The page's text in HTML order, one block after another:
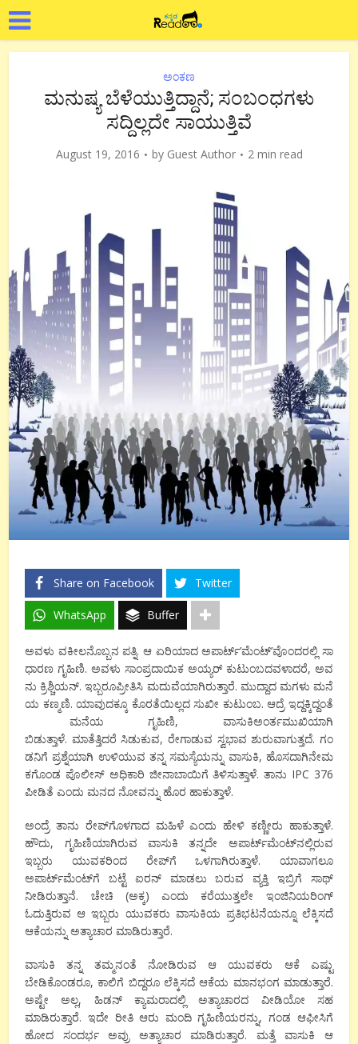
ಅಂಕಣ
ಮನುಷ್ಯ ಬೆಳೆಯುತ್ತಿದ್ದಾನೆ; ಸಂಬಂಧಗಳು
ಸದ್ದಿಲ್ಲದೇ ಸಾಯುತ್ತಿವೆ
August 19, 2016 by Guest Author 2 min read
Share on Facebook Twitter
WhatsApp Buffer
ಅವಳು ವಕೀಲನೊಬ್ಬನ ಪತ್ನಿ. ಆ ಏರಿಯಾದ ಅಪಾರ್ಟ್‌’ಮೆಂಟ್‌’ವೊಂದರಲ್ಲಿ ಸಾ
ಧಾರಣ ಗೃಹಿಣಿ. ಅವಳು ಸಾಂಪ್ರದಾಯಿಕ ಅಯ್ಯರ್‌ ಕುಟುಂಬದವಳಾದರೆ, ಅವ
ನು ಕ್ರಿಶ್ಚಿಯನ್‌. ಇಬ್ಬರೂಪ್ರೀತಿಸಿ ಮದುವೆಯಾಗಿರುತ್ತಾರೆ. ಮುದ್ದಾದ ಮಗಳು ಮನೆ
ಯ ಕಣ್ಮಣಿ. ಯಾವುದಕ್ಕೂ ಕೊರತೆಯಿಲ್ಲದ ಸುಖೀ ಕುಟುಂಬ. ಆದ್ರೆ ಇದ್ದಕ್ಕಿದ್ದಂತೆ
ಮನೆಯ ಗೃಹಿಣಿ, ವಾಸುಕಿಅಂರ್ತಮುಖಿಯಾಗಿ
ಬಿಡುತ್ತಾಳೆ. ಮಾತೆತ್ತಿದರೆ ಸಿಡುಕುವ, ರೇಗಾಡುವ ಸ್ವಭಾವ ಶುರುವಾಗುತ್ತದೆ. ಗಂ
ಡನಿಗೆ ಪ್ರಶ್ನೆಯಾಗಿ ಉಳಿಯುವ ತನ್ನ ಸಮಸ್ಯೆಯನ್ನು ವಾಸುಕಿ, ಹೊಸದಾಗಿನೇಮ
ಕಗೊಂಡ ಪೊಲೀಸ್ ಅಧಿಕಾರಿ ಜೀನಾಬಾಯಿಗೆ ತಿಳಿಸುತ್ತಾಳೆ. ತಾನು IPC 376
ಪೀಡಿತೆ ಎಂದು ಮನದ ನೋವನ್ನು ಹೊರ ಹಾಕುತ್ತಾಳೆ.
ಅಂದ್ರೆ ತಾನು ರೇಪ್‌ಗೊಳಗಾದ ಮಹಿಳೆ ಎಂದು ಹೇಳಿ ಕಣ್ಣೀರು ಹಾಕುತ್ತಾಳೆ.
ಹೌದು, ಗೃಹಿಣಿಯಾಗಿರುವ ವಾಸುಕಿ ತನ್ನದೇ ಅಪಾರ್ಟ್‌ಮೆಂಟ್‌ನಲ್ಲಿರುವ
ಇಬ್ಬರು ಯುವಕರಿಂದ ರೇಪ್‌ಗೆ ಒಳಗಾಗಿರುತ್ತಾಳೆ. ಯಾವಾಗಲೂ
ಅಪಾರ್ಟ್‌ಮೆಂಟ್‌ಗೆ ಬಟ್ಟೆ ಐರನ್‌ ಮಾಡಲು ಬರುವ ವ್ಯಕ್ತಿ ಇಬ್ರಿಗೆ ಸಾಥ್‌
ನೀಡಿರುತ್ತಾನೆ. ಚೇಚಿ (ಅಕ್ಕ) ಎಂದು ಕರೆಯುತ್ತಲೇ ಇಂಜಿನಿಯರಿಂಗ್‌
ಓದುತ್ತಿರುವ ಆ ಇಬ್ಬರು ಯುವಕರು ವಾಸುಕಿಯ ಪ್ರತಿಭಟನೆಯನ್ನೂ ಲೆಕ್ಕಿಸದೆ
ಆಕೆಯನ್ನು ಅತ್ಯಾಚಾರ ಮಾಡಿರುತ್ತಾರೆ.
ವಾಸುಕಿ ತನ್ನ ತಮ್ಮನಂತೆ ನೋಡಿರುವ ಆ ಯುವಕರು ಆಕೆ ಎಷ್ಟು
ಬೇಡಿಕೊಂಡರೂ, ಕಾಲಿಗೆ ಬಿದ್ದರೂ ಲೆಕ್ಕಿಸದೆ ಆಕೆಯ ಮಾನಭಂಗ ಮಾಡುತ್ತಾರೆ.
ಅಷ್ಟೇ ಅಲ್ಲ, ಹಿಡನ್ ಕ್ಯಾಮರಾದಲ್ಲಿ ಅತ್ಯಾಚಾರದ ವೀಡಿಯೋ ಸಹ
ಮಾಡಿರುತ್ತಾರೆ. ಇದೇ ರೀತಿ ಆರು ಮಂದಿ ಗೃಹಿಣಿಯರನ್ನು, ಗಂಡ ಆಫೀಸಿಗೆ
ಹೋದ ಸಂದರ್ಭ ಅವ್ರು ಅತ್ಯಾಚಾರ ಮಾಡಿರುತ್ತಾರೆ. ಮತ್ತೆ ವಾಸುಕಿ ಆ